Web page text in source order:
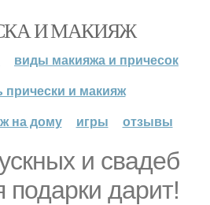
И МАКИЯЖ
виды макияжа и причесок
прически и макияж
на дому
игры отзывы
и свадеб
подарки дарит!